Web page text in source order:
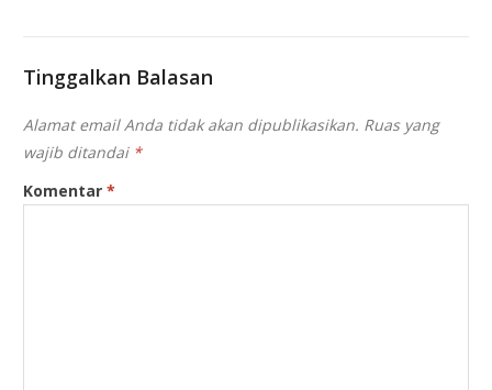
Tinggalkan Balasan
Alamat email Anda tidak akan dipublikasikan. Ruas yang
wajib ditandai *
Komentar*